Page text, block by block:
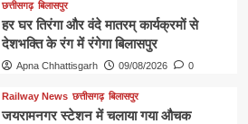
छत्तीसगढ़ बिलासपुर
हर घर तिरंगा और वंदे मातरम् कार्यक्रमों से
देशभक्ति के रंग में रंगेगा बिलासपुर
Apna Chhattisgarh 09/08/2026 0
Railway News छत्तीसगढ़ बिलासपुर
जयरामनगर स्टेशन में चलाया गया औचक